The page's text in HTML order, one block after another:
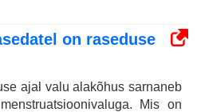
on raseduse
ajal valu alakõhus sarnaneb
Mis on